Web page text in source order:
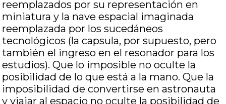
reemplazados por su representación en
miniatura y la nave espacial imaginada
reemplazada por los sucedáneos
tecnológicos (la capsula, por supuesto, pero
también el ingreso en el resonador para los
estudios). Que lo imposible no oculte la
posibilidad de lo que está a la mano. Que la
imposibilidad de convertirse en astronauta
y viajar al espacio no oculte la posibilidad de